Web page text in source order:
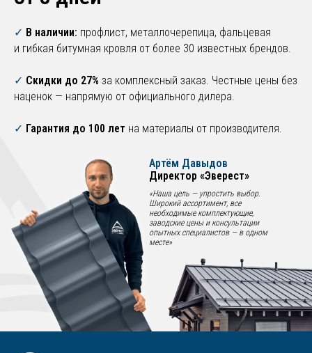
✓ В наличии: профлист, металлочерепица, фальцевая
и гибкая битумная кровля от более 30 известных брендов.
✓ Скидки до 27% за комплексный заказ. Честные цены без
наценок — напрямую от официального дилера.
✓ Гарантия до 100 лет на материалы от производителя.
Артём Давыдов
Директор «Эверест»
«Наша цель — упростить выбор.
Широкий ассортимент, все
необходимые комплектующие,
заводские цены и консультации
опытных специалистов — в одном
месте»